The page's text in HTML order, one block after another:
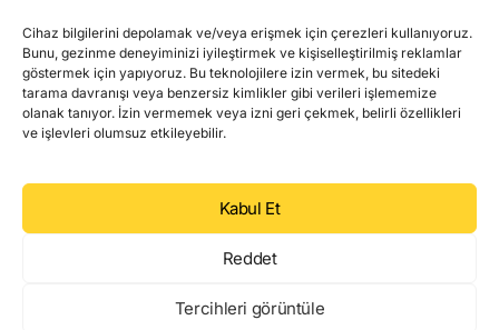
Cihaz bilgilerini depolamak ve/veya erişmek için çerezleri kullanıyoruz.
Bunu, gezinme deneyiminizi iyileştirmek ve kişiselleştirilmiş reklamlar
göstermek için yapıyoruz. Bu teknolojilere izin vermek, bu sitedeki
tarama davranışı veya benzersiz kimlikler gibi verileri işlememize
olanak tanıyor. İzin vermemek veya izni geri çekmek, belirli özellikleri
ve işlevleri olumsuz etkileyebilir.
Kabul Et
Reddet
Tercihleri görüntüle
Gaming Coinleri
RWA Coinleri
DeFi Coinleri
DePIN Coinleri
Metaverse Coinleri
Web 3.0 Coinleri
Coin Türevleri